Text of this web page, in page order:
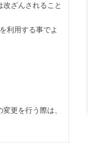
ざんされること
利用する事でよ
更を行う際は、